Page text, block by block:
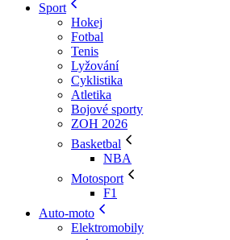
Sport
Hokej
Fotbal
Tenis
Lyžování
Cyklistika
Atletika
Bojové sporty
ZOH 2026
Basketbal
NBA
Motosport
F1
Auto-moto
Elektromobily